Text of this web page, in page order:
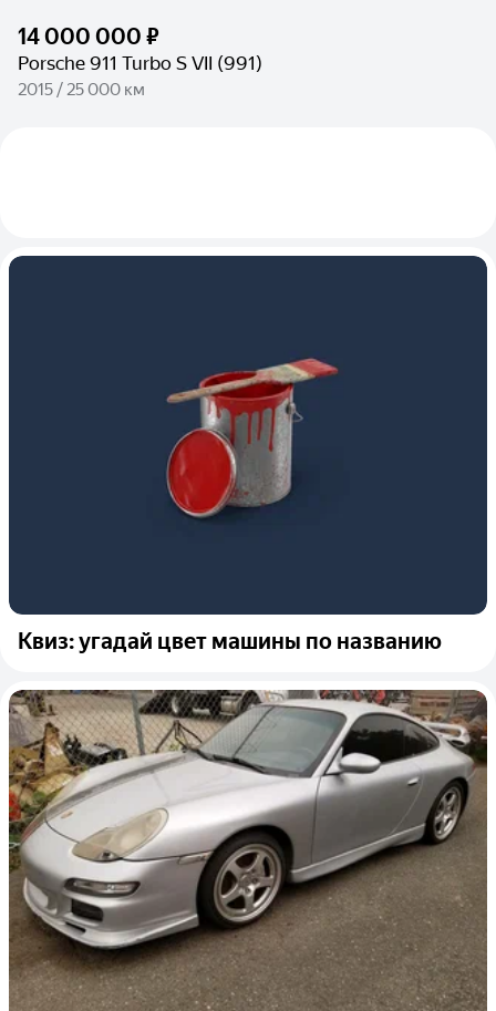
14 000 000 ₽
Porsche 911 Turbo S VII (991)
2015 / 25 000 км
Квиз: угадай цвет машины по названию